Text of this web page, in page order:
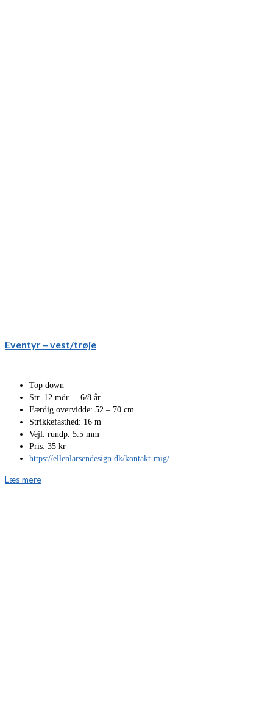
Eventyr – vest/trøje
Top down
Str. 12 mdr – 6/8 år
Færdig overvidde: 52 – 70 cm
Strikkefasthed: 16 m
Vejl. rundp. 5.5 mm
Pris: 35 kr
https://ellenlarsendesign.dk/kontakt-mig/
Læs mere